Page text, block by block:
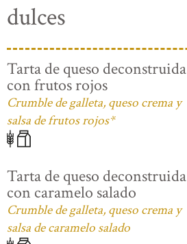
dulces
Tarta de queso deconstruida
con frutos rojos
Crumble de galleta, queso crema y
salsa de frutos rojos*
Tarta de queso deconstruida
con caramelo salado
Crumble de galleta, queso crema y
salsa de caramelo salado